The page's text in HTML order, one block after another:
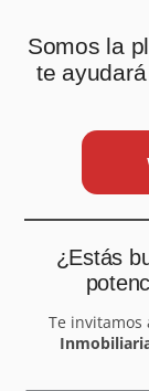
Somos la
te
¿Estás
Te invitamos